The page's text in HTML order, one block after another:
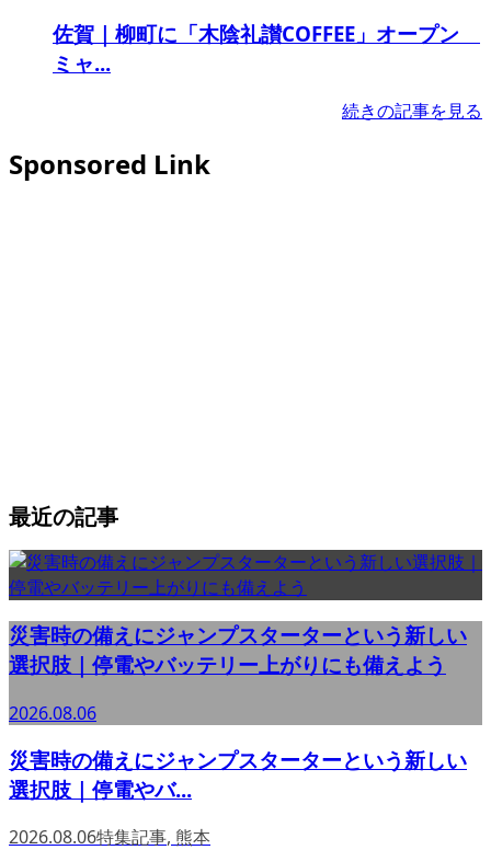
佐賀｜柳町に「木陰礼讃COFFEE」オープン
ミャ...
続きの記事を見る
Sponsored Link
最近の記事
災害時の備えにジャンプスターターという新しい
選択肢｜停電やバッテリー上がりにも備えよう
2026.08.06
災害時の備えにジャンプスターターという新しい
選択肢｜停電やバ...
2026.08.06特集記事, 熊本